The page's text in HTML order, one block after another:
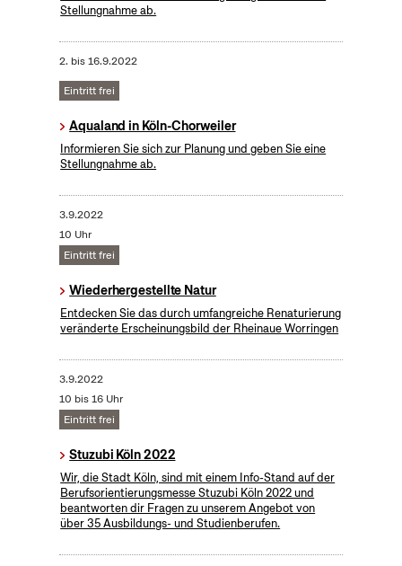
Stellungnahme ab.
2. bis16.9.2022
Eintritt frei
Aqualand in Köln-Chorweiler
Informieren Sie sich zur Planung und geben Sie eine
Stellungnahme ab.
3.9.2022
10 Uhr
Eintritt frei
Wiederhergestellte Natur
Entdecken Sie das durch umfangreiche Renaturierung
veränderte Erscheinungsbild der Rheinaue Worringen
3.9.2022
10 bis 16 Uhr
Eintritt frei
Stuzubi Köln 2022
Wir, die Stadt Köln, sind mit einem Info-Stand auf der
Berufsorientierungsmesse Stuzubi Köln 2022 und
beantworten dir Fragen zu unserem Angebot von
über 35 Ausbildungs- und Studienberufen.